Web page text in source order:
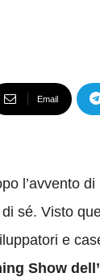
Email
l’avvento
sé. Visto
e
Show